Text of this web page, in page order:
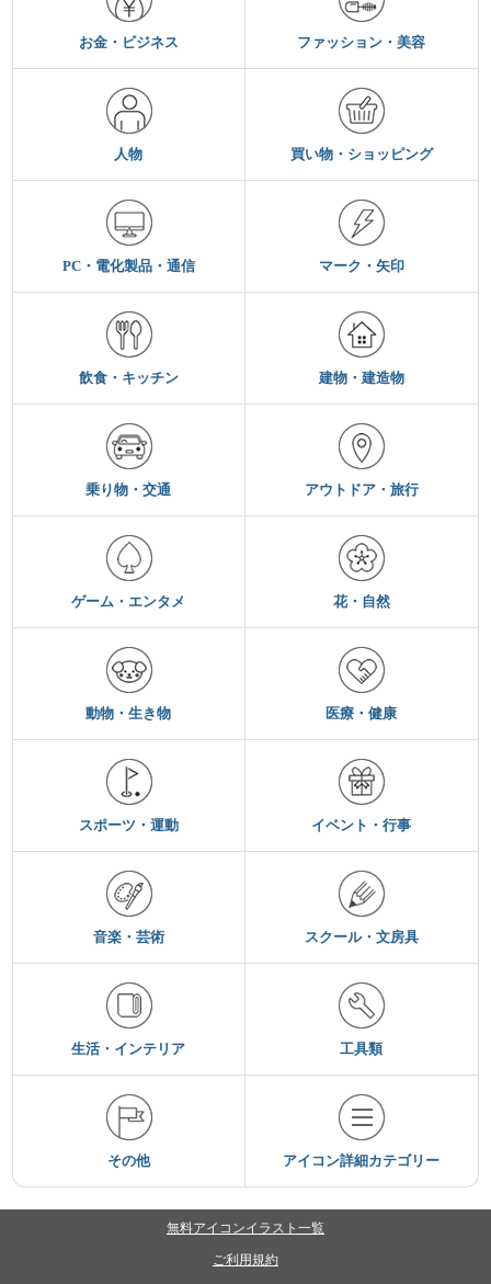
お金・ビジネス ファッション・美容
人物 買い物・ショッピング
PC・電化製品・通信 マーク・矢印
飲食・キッチン 建物・建造物
乗り物・交通 アウトドア・旅行
ゲーム・エンタメ 花・自然
動物・生き物 医療・健康
スポーツ・運動 イベント・行事
音楽・芸術 スクール・文房具
生活・インテリア 工具類
その他 アイコン詳細カテゴリー
無料アイコンイラスト一覧
ご利用規約